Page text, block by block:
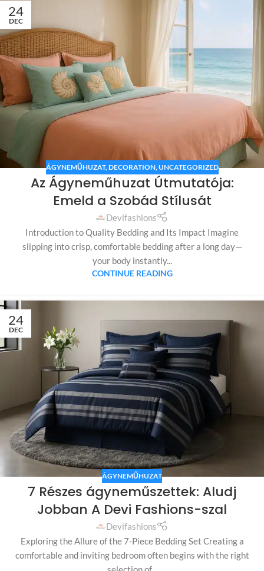
24
DEC
ÁGYNEMŰHUZAT, DECORATION, UNCATEGORIZED
Az Ágyneműhuzat Útmutatója:
Emeld a Szobád Stílusát
Devifashions
Introduction to Quality Bedding and Its Impact Imagine
slipping into crisp, comfortable bedding after a long day—
your body instantly...
CONTINUE READING
24
DEC
ÁGYNEMŰHUZAT
7 Részes ágyneműszettek: Aludj
Jobban A Devi Fashions-szal
Devifashions
Exploring the Allure of the 7-Piece Bedding Set Creating a
comfortable and inviting bedroom often begins with the right